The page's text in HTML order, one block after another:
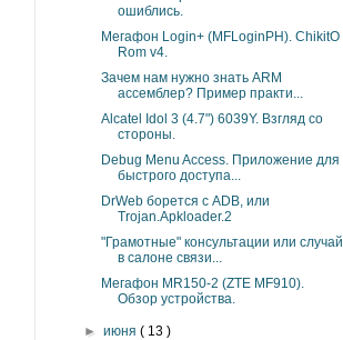
ошиблись.
Мегафон Login+ (MFLoginPH). ChikitO
Rom v4.
Зачем нам нужно знать ARM
ассемблер? Пример практи...
Alcatel Idol 3 (4.7") 6039Y. Взгляд со
стороны.
Debug Menu Access. Приложение для
быстрого доступа...
DrWeb борется с ADB, или
Trojan.Apkloader.2
"Грамотные" консультации или случай
в салоне связи...
Мегафон MR150-2 (ZTE MF910).
Обзор устройства.
►июня( 13 )